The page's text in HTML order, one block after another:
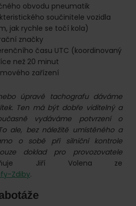
obvodu pneumatik
součinitele vozidla
jak rychle se točí kola)
značky
času UTC (koordinovaný
než 20 minut
zařízení
úpravě tachografu dáváme
Ten má být dobře viditelný a
vydáváme potvrzení o
ale, bez náležitě umístěného a
o sobě při silniční kontrole
doklad pro provozovatele
Jiří Volena ze
Zdiby.